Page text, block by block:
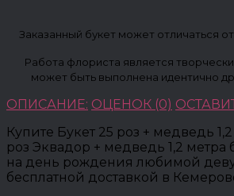
Заказанный букет может отличаться
Работа флориста является
может быть выполнена идентично
ОПИСАНИЕ: ОЦЕНОК (0)
Купите Букет 25 роз + медведь
роз Эквадор + медведь 1,2 метра
на день рождения любимой
бесплатной доставкой в